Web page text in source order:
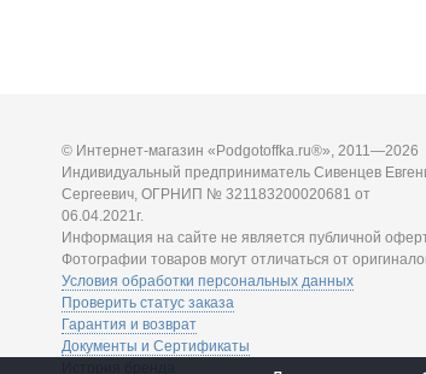
© Интернет-магазин «Podgotoffka.ru®», 2011—2026
Индивидуальный предприниматель Сивенцев
Сергеевич, ОГРНИП № 321183200020681 от
06.04.2021г.
Информация на сайте не является публичной
Фотографии товаров могут отличаться от
Условия обработки персональных данных
Проверить статус заказа
Гарантия и возврат
Документы и Сертификаты